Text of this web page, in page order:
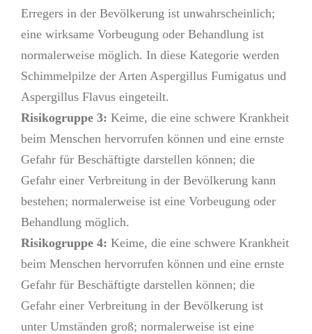
Erregers in der Bevölkerung ist unwahrscheinlich;
eine wirksame Vorbeugung oder Behandlung ist
normalerweise möglich. In diese Kategorie werden
Schimmelpilze der Arten Aspergillus Fumigatus und
Aspergillus Flavus eingeteilt.
Risikogruppe 3: Keime, die eine schwere Krankheit
beim Menschen hervorrufen können und eine ernste
Gefahr für Beschäftigte darstellen können; die
Gefahr einer Verbreitung in der Bevölkerung kann
bestehen; normalerweise ist eine Vorbeugung oder
Behandlung möglich.
Risikogruppe 4: Keime, die eine schwere Krankheit
beim Menschen hervorrufen können und eine ernste
Gefahr für Beschäftigte darstellen können; die
Gefahr einer Verbreitung in der Bevölkerung ist
unter Umständen groß; normalerweise ist eine